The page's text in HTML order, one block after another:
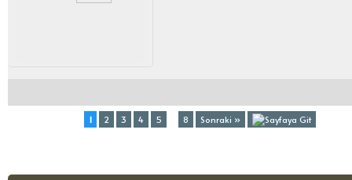
1 2 3 4 5 8 Sonraki »